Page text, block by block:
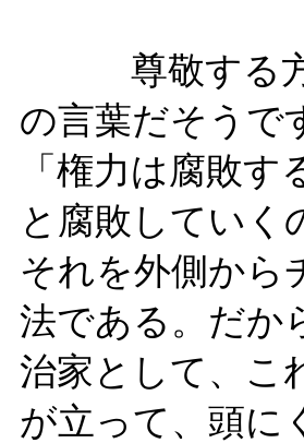
尊敬する方か
の言葉だそうで
「権力は腐敗
と腐敗していく
それを外側から
法である。だか
治家として、こ
が立って、頭に